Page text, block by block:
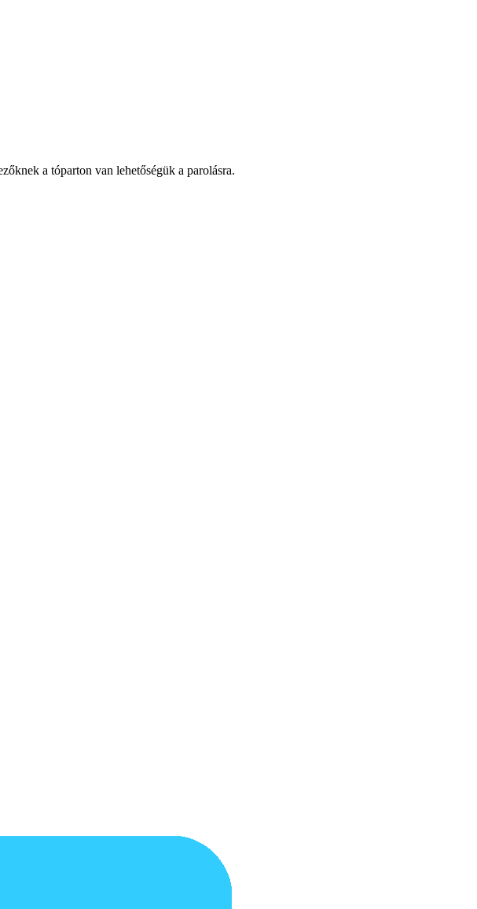
a tóparton van lehetőségük a parolásra.